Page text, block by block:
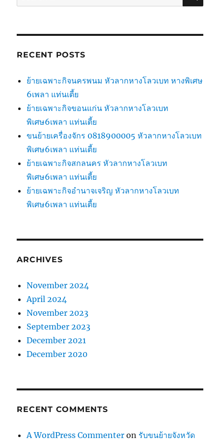
for:
RECENT POSTS
ย้ายเฉพาะกิจนครพนม หัวลากหางโลวเบท หางพิเศษ
6เพลา แท่นเตี้ย
ย้ายเฉพาะกิจขอนแก่น หัวลากหางโลวเบท
พิเศษ6เพลา แท่นเตี้ย
ขนย้ายเครื่องจักร 0818900005 หัวลากหางโลวเบท
พิเศษ6เพลา แท่นเตี้ย
ย้ายเฉพาะกิจสกลนคร หัวลากหางโลวเบท
พิเศษ6เพลา แท่นเตี้ย
ย้ายเฉพาะกิจอำนาจเจริญ หัวลากหางโลวเบท
พิเศษ6เพลา แท่นเตี้ย
ARCHIVES
November 2024
April 2024
November 2023
September 2023
December 2021
December 2020
RECENT COMMENTS
A WordPress Commenter on รับขนย้ายจังหวัด